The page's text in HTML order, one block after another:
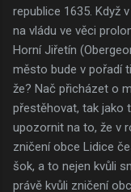
republice 1635. Když
na vládu ve věci
Horní Jiřetín
město bude v pořadí
že? Nač přicházet o
přestěhovat, tak jako
upozornit na to, že v
zničení obce Lidice
šok, a to nejen kvůli
právě kvůli zničení